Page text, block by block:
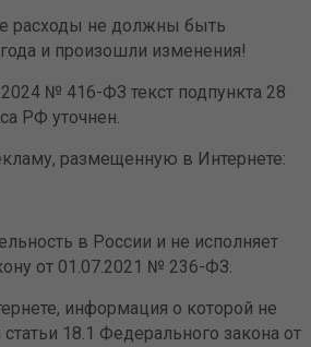
расходы не должны быть
и произошли изменения!
№ 416-ФЗ текст подпункта 28
РФ уточнен.
размещенную в Интернете:
в России и не исполняет
от 01.07.2021 № 236-ФЗ.
информация о которой не
18.1 Федерального закона от